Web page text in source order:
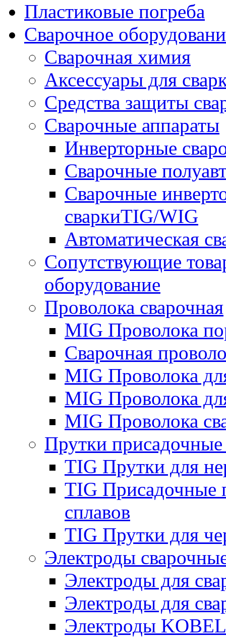
Пластиковые погреба
Сварочное
Сварочная химия
Аксессуары для
Средства защиты
Сварочные аппараты
Инверторные
Сварочные
Сварочные
сваркиTIG/WIG
Автоматическая
Сопутствующие
оборудование
Проволока сварочная
MIG Проволока
Сварочная
MIG Проволока
MIG Проволока
MIG Проволока
Прутки
TIG Прутки для
TIG Присадочные
сплавов
TIG Прутки для
Электроды
Электроды для
Электроды для
Электроды